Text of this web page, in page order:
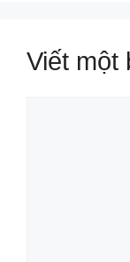
Viết một